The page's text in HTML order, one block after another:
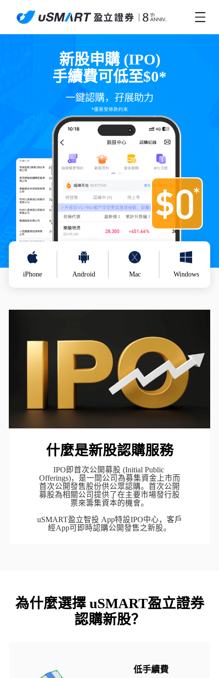
新股申購 (IPO)
手續費可低至$0*
一鍵認購，孖展助力
*優惠受條款約束
iPhone Android Mac Windows
什麼是新股認購服務
IPO即首次公開募股 (Initial Public
Offerings)，是一間公司為募集資金上市而
首次公開發售股份供公眾認購。首次公開
募股為相關公司提供了在主要市場發行股
票來籌集資本的機會。
uSMART盈立智投 App特設IPO中心，客戶
經App可即時認購公開發售之新股。
為什麼選擇 uSMART盈立證券
認購新股？
低手續費